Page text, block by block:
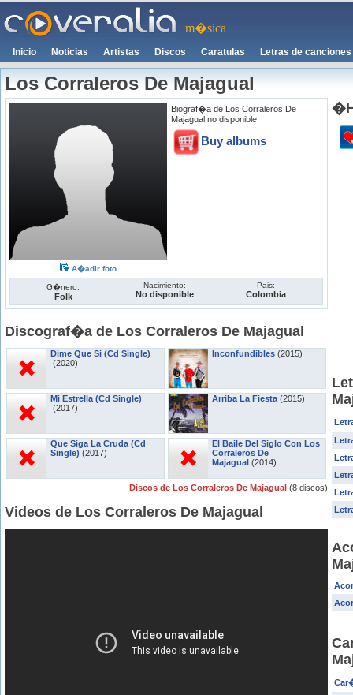
m�sica
Inicio Noticias Artistas Discos Caratulas Letras de canciones
Los Corraleros De Majagual
A�adir foto
Biograf�a de Los Corraleros De
Majagual no disponible
Buy albums
G�nero:
Folk
Nacimiento:
No disponible
Pais:
Colombia
Discograf�a de Los Corraleros De Majagual
Dime Que Si (Cd Single)
(2020)
Mi Estrella (Cd Single)
(2017)
Que Siga La Cruda (Cd
Single) (2017)
Inconfundibles (2015)
Arriba La Fiesta (2015)
El Baile Del Siglo Con Los
Corraleros De
Majagual (2014)
Discos de Los Corraleros De Majagual (8 discos)
Videos de Los Corraleros De Majagual